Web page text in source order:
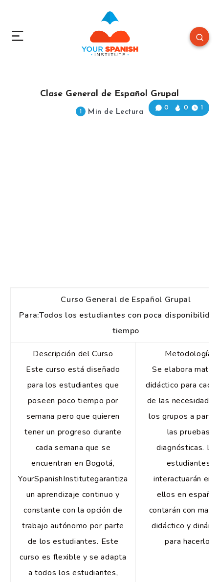
Clase General de Español Grupal
0 0 1
1 Min de Lectura
Curso General de Español Grupal
Para:Todos los estudiantes con poca
tiempo
Descripción del Curso
Este curso está diseñado
para los estudiantes que
poseen poco tiempo por
semana pero que quieren
tener un progreso durante
cada semana que se
encuentran en Bogotá,
YourSpanishInstitutegarantiza
un aprendizaje continuo y
constante con la opción de
trabajo autónomo por parte
de los estudiantes. Este
curso es flexible y se adapta
a todos los estudiantes,
Metodología
Se elabora
didáctico para cada
de las
los grupos a partir
las pruebas
diagnósticas.
estudiantes
interactuarán
ellos en
contarán con
didáctico y
para hacerlo.